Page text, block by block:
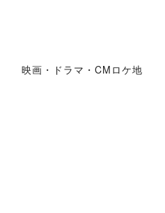
映画・ドラマ・CMロケ地